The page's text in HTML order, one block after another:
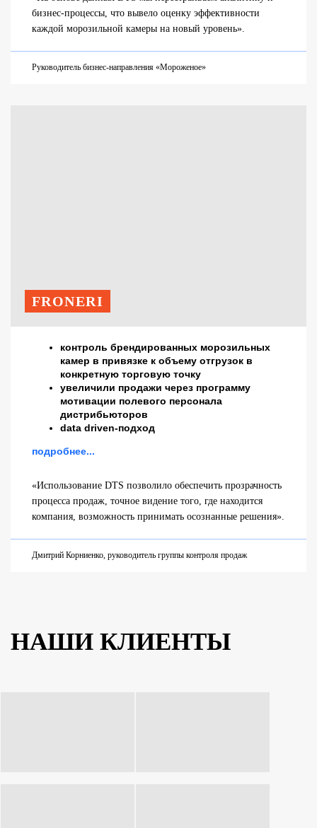
бизнес-процессы, что вывело оценку эффективности
каждой морозильной камеры на новый уровень».
Руководитель бизнес-направления «Мороженое»
FRONERI
контроль брендированных морозильных
камер в привязке к объему отгрузок в
конкретную торговую точку
увеличили продажи через программу
мотивации полевого персонала
дистрибьюторов
data driven-подход
подробнее...
«Использование DTS позволило обеспечить прозрачность
процесса продаж, точное видение того, где находится
компания, возможность принимать осознанные решения».
Дмитрий Корниенко, руководитель группы контроля продаж
НАШИ КЛИЕНТЫ